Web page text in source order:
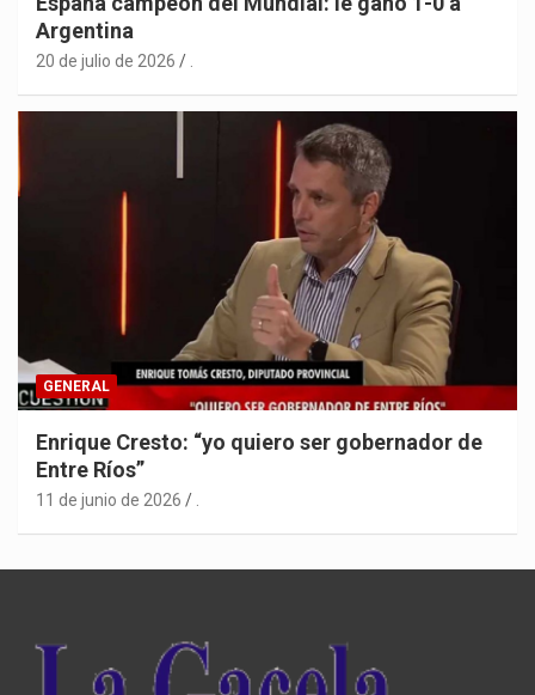
Argentina
20 de julio de 2026
GENERAL
Enrique Cresto: “yo quiero ser gobernador de
Entre Ríos”
11 de junio de 2026 .